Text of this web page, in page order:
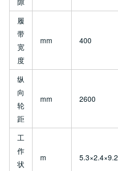
履
带
宽
度
mm 400
纵
向
轮
距
mm 2600
工
作
状
m 5.3×2.4×9.2